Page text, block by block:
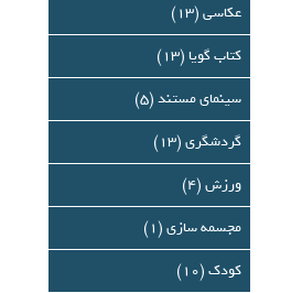
عکاسی (13)
کتاب گویا (13)
سینمای مستند (5)
گردشگری (13)
ورزش (4)
مجسمه سازی (1)
کودک (10)